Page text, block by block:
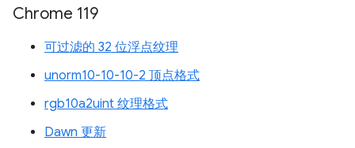
Chrome 119
可过滤的 32 位浮点纹理
unorm10-10-10-2 顶点格式
rgb10a2uint 纹理格式
Dawn 更新